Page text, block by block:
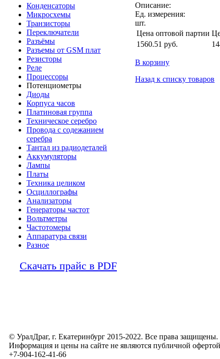
Конденсаторы
Микросхемы
Транзисторы
Переключатели
Разъёмы
Разъемы от GSM плат
Резисторы
Реле
Процессоры
Потенциометры
Диоды
Корпуса часов
Платиновая группа
Техническое серебро
Провода с содежанием
серебра
Тантал из радиодеталей
Аккумуляторы
Лампы
Платы
Техника целиком
Осциллографы
Анализаторы
Генераторы частот
Вольтметры
Частотомеры
Аппаратура связи
Разное
Скачать прайс в PDF
Описание:
Ед. измерения:
шт.
Цена оптовой партии
1560.51 руб.
В корзину
Назад к списку товаров
© УралДраг, г. Екатеринбург 2015-2022. Все права защищены.
Информация и цены на сайте не являются публичной офертой
+7-904-162-41-66